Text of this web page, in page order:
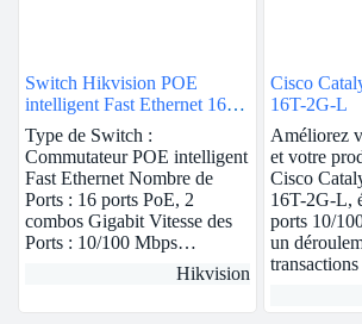
Switch Hikvision POE
intelligent Fast Ethernet 16
ports
Type de Switch :
Commutateur POE intelligent
Fast Ethernet Nombre de
Ports : 16 ports PoE, 2
combos Gigabit Vitesse des
Ports : 10/100 Mbps…
Hikvision
Cisco
16T-2G-L
Améliorez
et votre
Cisco
16T-2G-L,
ports 10/
un